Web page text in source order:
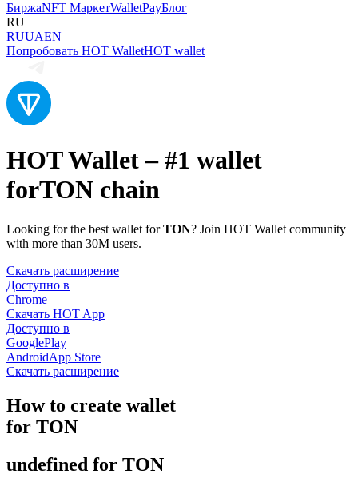
БиржаNFT МаркетWalletPayБлог
RU
RUUAEN
Попробовать HOT WalletHOT wallet
HOT Wallet – #1 wallet
forTON chain
Looking for the best wallet forTON? Join HOT Wallet community
with more than 30M users.
Скачать расширение
Доступно в
Chrome
Скачать HOT App
Доступно в
GooglePlay
AndroidApp Store
Скачать расширение
How to create wallet
for TON
undefined for TON